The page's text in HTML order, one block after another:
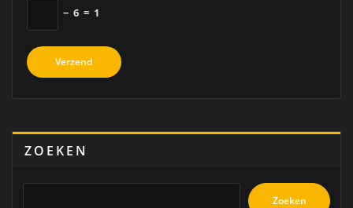
− 6 = 1
ZOEKEN
Zoeken